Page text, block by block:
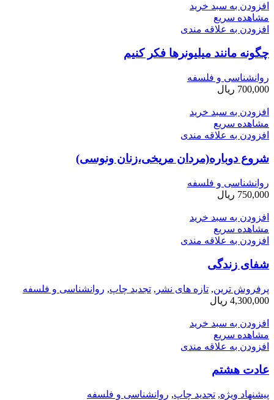
افزودن به سبد خرید
مشاهده سریع
افزودن به علاقه مندی
چگونه مانند میلیونرها فکر کنیم
روانشناسی و فلسفه
700,000 ریال
افزودن به سبد خرید
مشاهده سریع
افزودن به علاقه مندی
شروع دوباره(مردان مریخی،زنان ونوسی)
روانشناسی و فلسفه
750,000 ریال
افزودن به سبد خرید
مشاهده سریع
افزودن به علاقه مندی
شفای زندگی
پرفروش ترین, تازه های نشر , تجدید چاپ, روانشناسی و فلسفه
4,300,000 ریال
افزودن به سبد خرید
مشاهده سریع
افزودن به علاقه مندی
عادت هشتم
پیشنهاد ویژه, تجدید چاپ, روانشناسی و فلسفه